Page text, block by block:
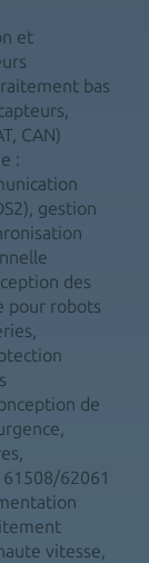
et
bas
CAN)
:
gestion
des
pour robots
de
62061
vitesse,